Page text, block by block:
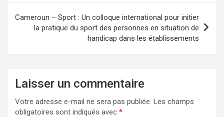
Cameroun – Sport : Un colloque international pour initier
la pratique du sport des personnes en situation de
handicap dans les établissements
Laisser un commentaire
Votre adresse e-mail ne sera pas publiée. Les champs
obligatoires sont indiqués avec *